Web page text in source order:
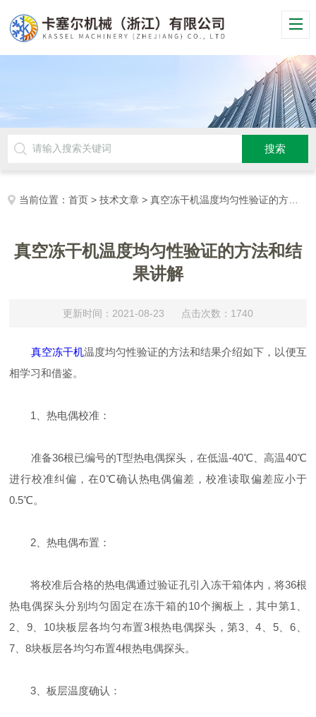
当前位置：首页 >技术文章 > 真空冻干机温度均匀性验证的方法和结果讲解
真空冻干机温度均匀性验证的方法和结
果讲解
更新时间：2021-08-23 点击次数：1740
真空冻干机温度均匀性验证的方法和结果介绍如下，以便互
相学习和借鉴。
1、热电偶校准：
准备36根已编号的T型热电偶探头，在低温-40℃、高温40℃
进行校准纠偏，在0℃确认热电偶偏差，校准读取偏差应小于
0.5℃。
2、热电偶布置：
将校准后合格的热电偶通过验证孔引入冻干箱体内，将36根
热电偶探头分别均匀固定在冻干箱的10个搁板上，其中第1、
2、9、10块板层各均匀布置3根热电偶探头，第3、4、5、6、
7、8块板层各均匀布置4根热电偶探头。
3、板层温度确认：